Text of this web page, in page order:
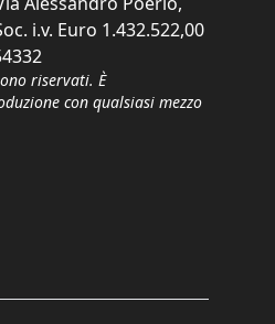
i.v. Euro 1.432.522,00
riservati. È
con qualsiasi mezzo